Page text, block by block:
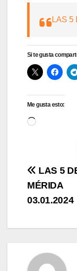
LAS 5
Si te gusta
Me gusta esto:
Cargando...
de
LAS 5
MÉRIDA
03.01.2024